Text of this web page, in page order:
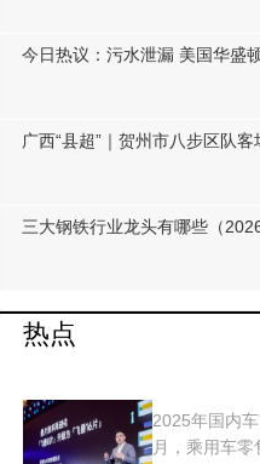
今日热议：污水泄漏 美国华盛
广西“县超”｜贺州市八步区队客
三大钢铁行业龙头有哪些（
热点
亮相，蜂巢能
2025年国内
月，乘用车零